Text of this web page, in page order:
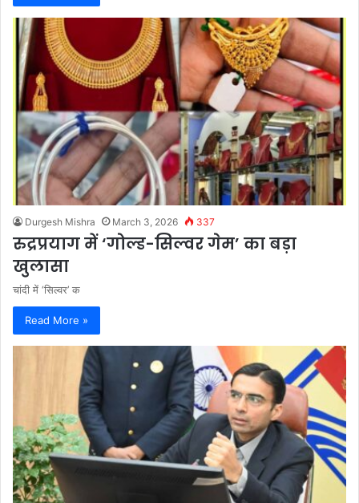
Durgesh Mishra March 3, 2026 337
रुद्रप्रयाग में ‘गोल्ड-सिल्वर गेम’ का बड़ा
खुलासा
चांदी में ‘सिल्वर’ क
Read More »